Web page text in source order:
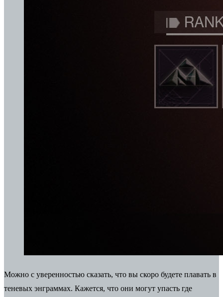
Можно с уверенностью сказать, что вы скоро будете плавать в
теневых энграммах. Кажется, что они могут упасть где